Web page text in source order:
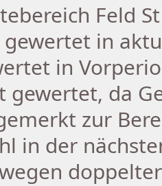
Feld
gewertet in
in
gewertet, da
zur
in der